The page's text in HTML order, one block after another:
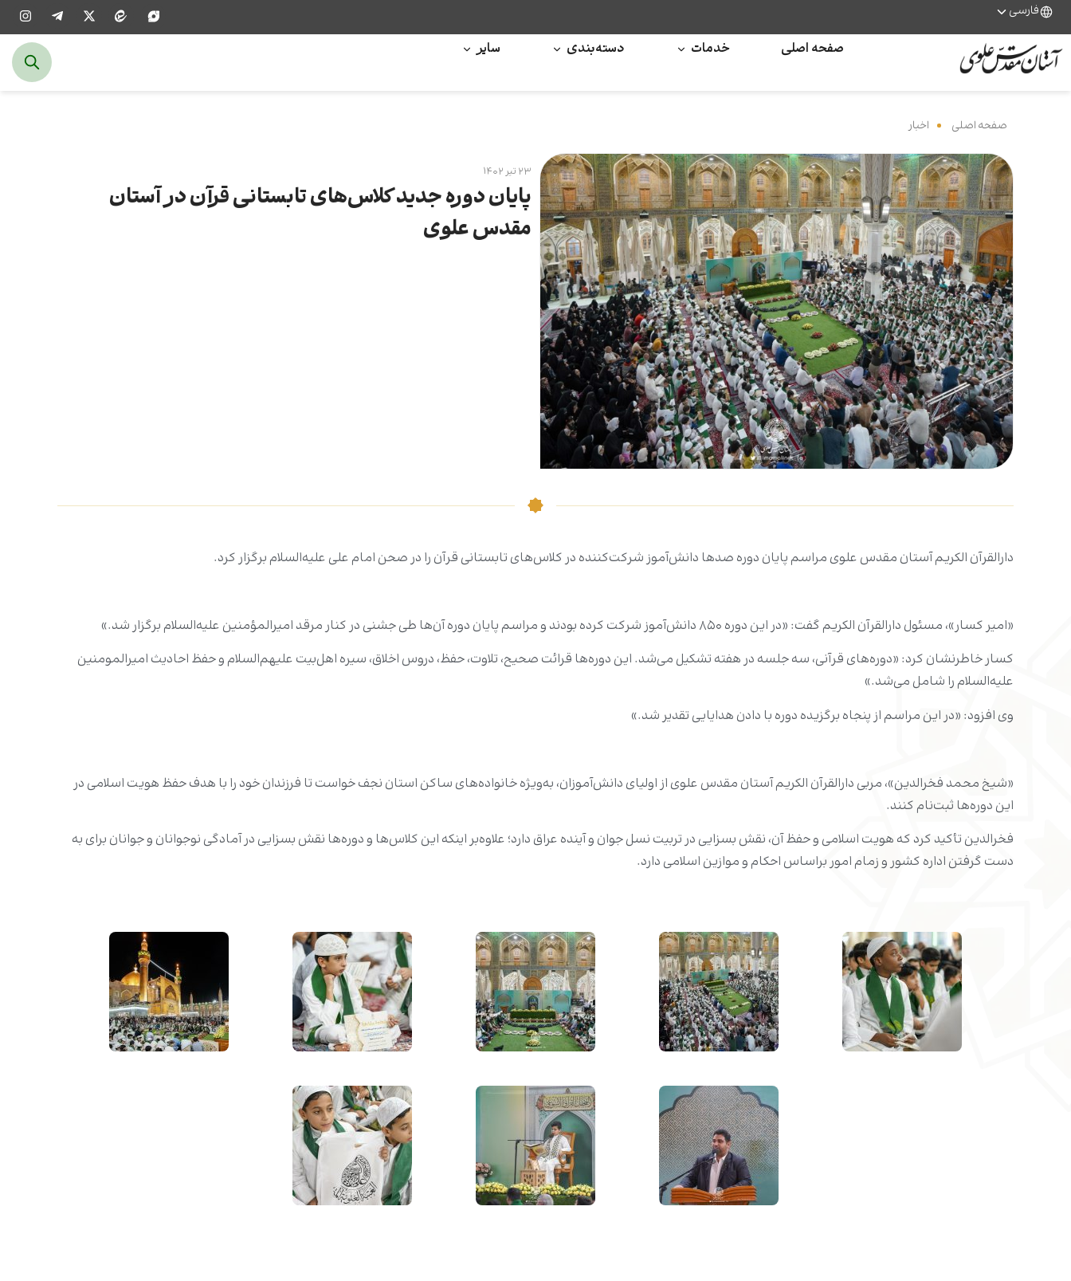
فارسی
صفحه اصلی خدمات دسته‌بندی سایر
صفحه اصلی اخبار
۲۳ تیر ۱۴۰۲
پایان دوره جدید کلاس‌های تابستانی قرآن در آستان
مقدس علوی
دارالقرآن الکریم آستان مقدس علوی مراسم پایان دوره صدها دانش‌آموز شرکت‌کننده در کلاس‌های تابستانی قرآن را در صحن امام علی علیه‌السلام برگزار کرد.
«امیر کسار»، مسئول دارالقرآن الکریم گفت: «در این دوره ۸۵۰ دانش‌آموز شرکت کرده بودند و مراسم پایان دوره آن‌ها طی جشنی در کنار مرقد امیرالمؤمنین علیه‌السلام برگزار شد.»
کسار خاطرنشان کرد: «دوره‌های قرآنی، سه جلسه در هفته تشکیل می‌شد. این دوره‌ها قرائت صحیح، تلاوت، حفظ، دروس اخلاق، سیره اهل‌بیت علیهم‌السلام و حفظ احادیث امیرالمومنین
علیه‌السلام را شامل می‌شد.»
وی افزود: «در این مراسم از پنجاه برگزیده دوره با دادن هدایایی تقدیر شد.»
«شیخ محمد فخرالدین»، مربی دارالقرآن الکریم آستان مقدس علوی از اولیای دانش‌آموزان، به‌ویژه خانواده‌های ساکن استان نجف خواست تا فرزندان خود را با هدف حفظ هویت اسلامی در
این دوره‌ها ثبت‌نام کنند.
فخرالدین تأکید کرد که هویت اسلامی و حفظ آن، نقش بسزایی در تربیت نسل جوان و آینده عراق دارد؛ علاوه‌بر اینکه این کلاس‌ها و دوره‌ها نقش بسزایی در آمادگی نوجوانان و جوانان برای به
دست گرفتن اداره کشور و زمام امور براساس احکام و موازین اسلامی دارد.